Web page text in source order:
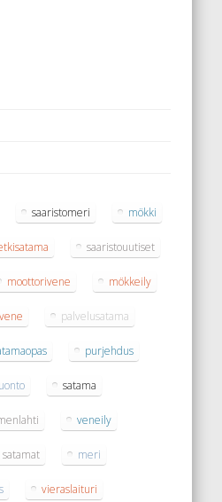
saaristomeri mökki
saaristouutiset
moottorivene mökkeily
vene palvelusatama
purjehdus
satama
veneily
satamat meri
vieraslaituri